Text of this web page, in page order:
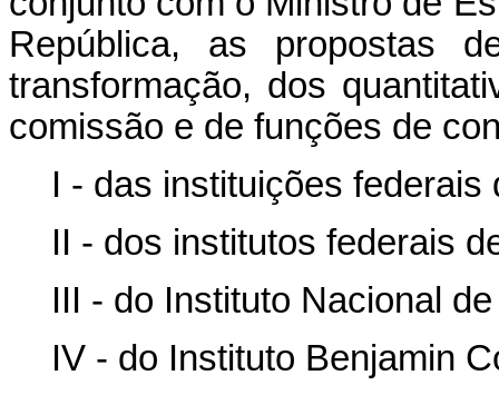
República, as propostas
transformação, dos
comissão e de funções de
I - das instituições federais
II - dos institutos federais
III - do Instituto Nacional
IV - do Instituto Benjamin